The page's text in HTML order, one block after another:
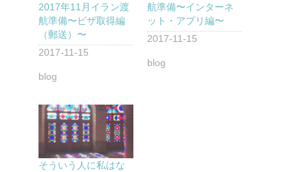
2017年11月イラン渡
航準備〜ビザ取得編
（郵送）〜
2017-11-15
blog
航準備〜インターネ
ット・アプリ編〜
2017-11-15
blog
そういう人に私はな